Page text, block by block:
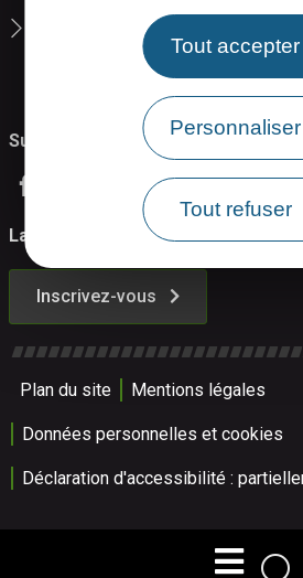
Tout accepter
Personnaliser
Tout refuser
La carte interactive de Rodez
Suivez-nous
La Newsletter
Inscrivez-vous
Plan du site Mentions légales
Données personnelles et cookies
Déclaration d'accessibilité :